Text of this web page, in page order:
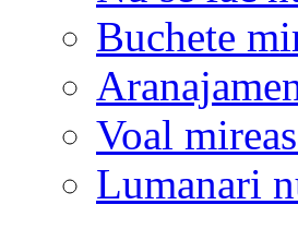
Buchete
Voal
Lumanari